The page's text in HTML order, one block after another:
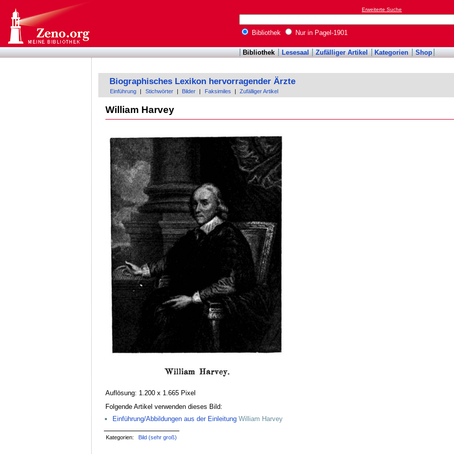
Erweiterte Suche
Bibliothek Nur in Pagel-1901
Bibliothek Lesesaal Zufälliger Artikel Kategorien Shop
Biographisches Lexikon hervorragender Ärzte
Einführung Stichwörter Bilder Faksimiles Zufälliger Artikel
William Harvey
Auflösung: 1.200 x 1.665 Pixel
Folgende Artikel verwenden dieses Bild:
Einführung/Abbildungen aus der Einleitung William Harvey
Kategorien: Bild (sehr groß)